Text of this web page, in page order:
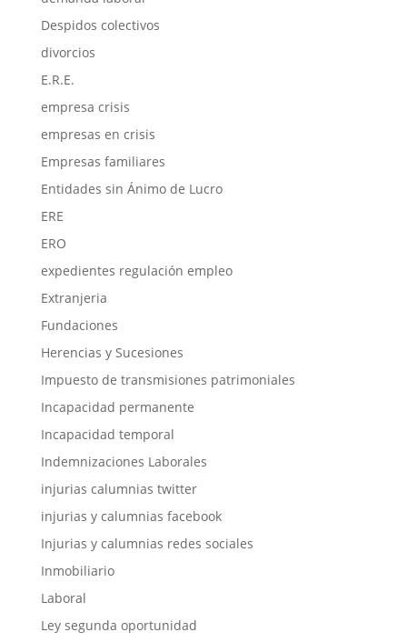
Despidos colectivos
divorcios
E.R.E.
empresa crisis
empresas en crisis
Empresas familiares
Entidades sin Ánimo de Lucro
ERE
ERO
expedientes regulación empleo
Extranjeria
Fundaciones
Herencias y Sucesiones
Impuesto de transmisiones patrimoniales
Incapacidad permanente
Incapacidad temporal
Indemnizaciones Laborales
injurias calumnias twitter
injurias y calumnias facebook
Injurias y calumnias redes sociales
Inmobiliario
Laboral
Ley segunda oportunidad